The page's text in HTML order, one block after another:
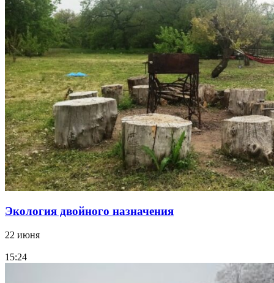
Экология двойного назначения
22 июня
15:24